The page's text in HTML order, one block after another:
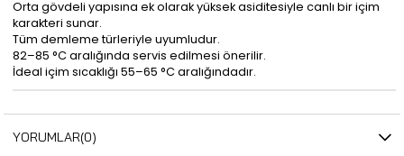
Orta gövdeli yapısına ek olarak yüksek asiditesiyle canlı bir içim
karakteri sunar.
Tüm demleme türleriyle uyumludur.
82–85 °C aralığında servis edilmesi önerilir.
İdeal içim sıcaklığı 55–65 °C aralığındadır.
YORUMLAR(0)